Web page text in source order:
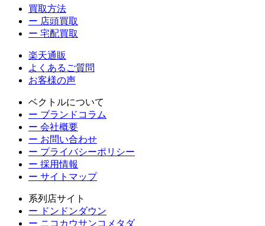
買取方法
ー 店頭買取
ー 宅配買取
楽天通販
よくあるご質問
お客様の声
ベクトルについて
ー ブランドコラム
ー 会社概要
ー お問い合わせ
ー プライバシーポリシー
ー 採用情報
ー サイトマップ
系列店サイト
ー ドンドンダウン
ー ニコカウサンコメタダ